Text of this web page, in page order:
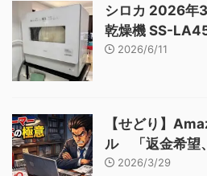
シロカ 2026年
乾燥機 SS-
2026/6/11
【せどり】
ル 「返金希望
2026/3/29